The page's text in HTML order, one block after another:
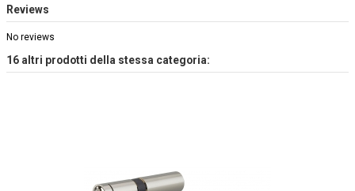
Reviews
No reviews
16 altri prodotti della stessa categoria: